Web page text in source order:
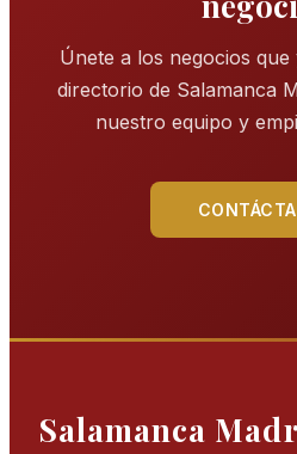
Únete a los negocios
directorio de Salamanca
nuestro equipo y
Salamanca